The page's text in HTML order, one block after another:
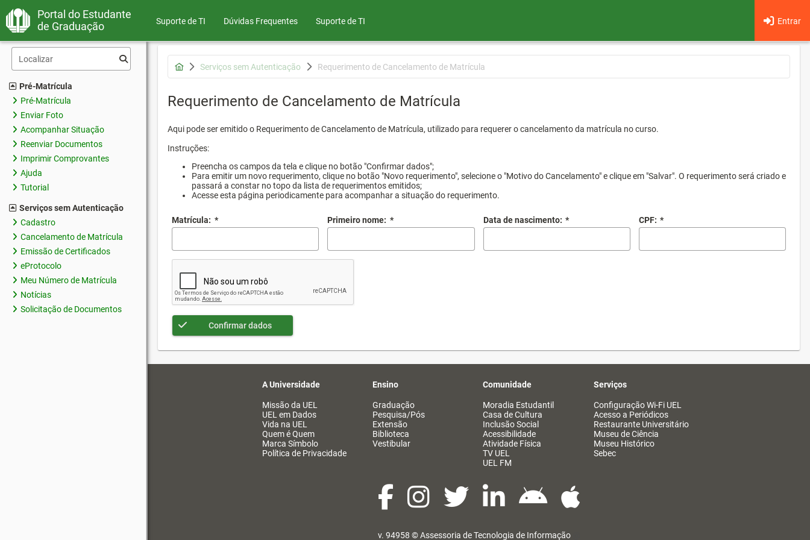
Portal do Estudante
de Graduação
Suporte de TI Dúvidas Frequentes Entrar
Suporte de TI
Pré-Matrícula
Pré-Matrícula
Enviar Foto
Acompanhar Situação
Reenviar Documentos
Imprimir Comprovantes
Ajuda
Tutorial
Serviços sem Autenticação
Cadastro
Cancelamento de Matrícula
Emissão de Certificados
eProtocolo
Meu Número de Matrícula
Notícias
Solicitação de Documentos
Serviços sem Autenticação Requerimento de Cancelamento de Matrícula
Requerimento de Cancelamento de Matrícula
Aqui pode ser emitido o Requerimento de Cancelamento de Matrícula, utilizado para requerer o cancelamento da matrícula no curso.
Instruções:
Preencha os campos da tela e clique no botão "Confirmar dados";
Para emitir um novo requerimento, clique no botão "Novo requerimento", selecione o "Motivo do Cancelamento" e clique em "Salvar". O requerimento será criado e
passará a constar no topo da lista de requerimentos emitidos;
Acesse esta página periodicamente para acompanhar a situação do requerimento.
Matrícula: * Primeiro nome: * Data de nascimento: * CPF: *
Confirmar dados
A Universidade
Missão da UEL
UEL em Dados
Vida na UEL
Quem é Quem
Marca Símbolo
Política de Privacidade
Ensino
Graduação
Pesquisa/Pós
Extensão
Biblioteca
Vestibular
Comunidade
Moradia Estudantil
Casa de Cultura
Inclusão Social
Acessibilidade
Atividade Física
TV UEL
UEL FM
Serviços
Configuração Wi-Fi UEL
Acesso a Periódicos
Restaurante Universitário
Museu de Ciência
Museu Histórico
Sebec
v. 94958 ©Assessoria de Tecnologia de Informação